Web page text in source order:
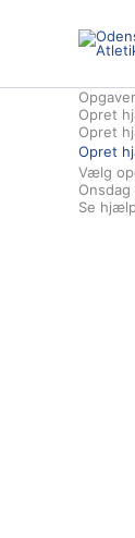
Opret
Opret
Opret
Vælg
Se